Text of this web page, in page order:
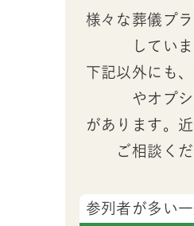
様々な葬儀プ
していま
下記以外にも
やオプ
があります。
ご相談くだ
参列者が多い